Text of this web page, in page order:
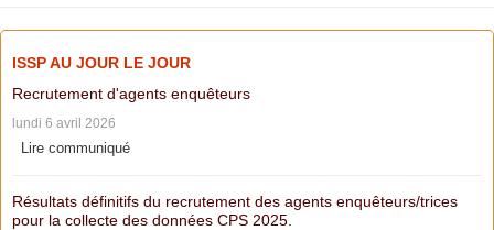
ISSP AU JOUR LE JOUR
Recrutement d'agents enquêteurs
lundi 6 avril 2026
Lire communiqué
Résultats définitifs du recrutement des agents enquêteurs/trices
pour la collecte des données CPS 2025.